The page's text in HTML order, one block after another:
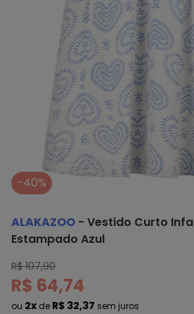
-40%
ALAKAZOO - Vestido Curto
Estampado Azul
R$ 107,90
R$ 64,74
ou 2x de R$ 32,37 sem juros